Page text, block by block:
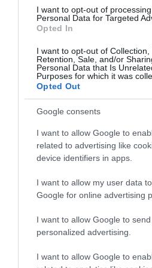
I want to opt-out of
Personal Data for Targeted
Opted In
I want to opt-out of Collection,
Retention, Sale, and/or
Personal Data that Is
Purposes for which it was
Opted Out
Google consents
I want to allow Google to
related to advertising like
device identifiers in apps.
I want to allow my user data
Google for online advertising
I want to allow Google to
personalized advertising.
I want to allow Google to
Oroszországban már be is
betegnek a forradalmi
az immunrendszert tanítja meg a
Csókgép segít közel
pároknak
globális vámot a bírósági
Az amerikai elnök nem hagyta
döntését, és új jogszabályra